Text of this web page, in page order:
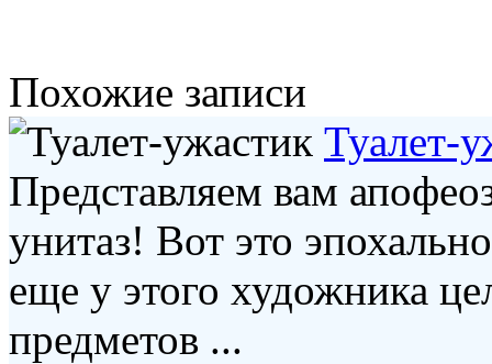
Похожие записи
Туалет-
Представляем вам
унитаз! Вот это
еще у этого художника
предметов ...